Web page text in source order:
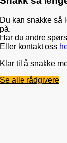
Du kan snakke så
på.
Har du andre
Eller kontakt oss
Klar til å snakke
Se alle rådgivere